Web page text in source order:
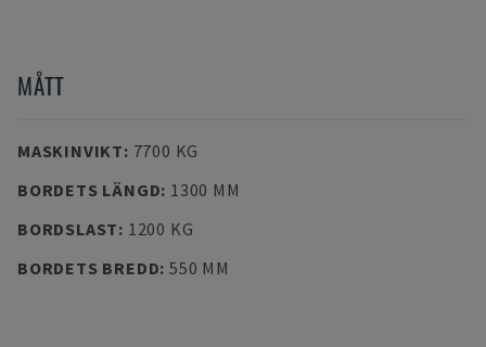
MÅTT
MASKINVIKT: 7700 KG
BORDETS LÄNGD: 1300 MM
BORDSLAST: 1200 KG
BORDETS BREDD: 550 MM